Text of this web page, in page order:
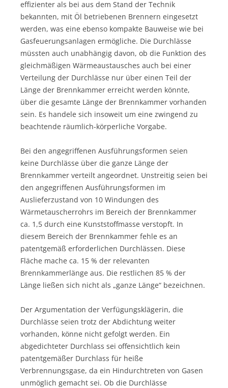
effizienter als bei aus dem Stand der Technik
bekannten, mit Öl betriebenen Brennern eingesetzt
werden, was eine ebenso kompakte Bauweise wie bei
Gasfeuerungsanlagen ermögliche. Die Durchlässe
müssten auch unabhängig davon, ob die Funktion des
gleichmäßigen Wärmeaustausches auch bei einer
Verteilung der Durchlässe nur über einen Teil der
Länge der Brennkammer erreicht werden könnte,
über die gesamte Länge der Brennkammer vorhanden
sein. Es handele sich insoweit um eine zwingend zu
beachtende räumlich-körperliche Vorgabe.
Bei den angegriffenen Ausführungsformen seien
keine Durchlässe über die ganze Länge der
Brennkammer verteilt angeordnet. Unstreitig seien bei
den angegriffenen Ausführungsformen im
Auslieferzustand von 10 Windungen des
Wärmetauscherrohrs im Bereich der Brennkammer
ca. 1,5 durch eine Kunststoffmasse verstopft. In
diesem Bereich der Brennkammer fehle es an
patentgemäß erforderlichen Durchlässen. Diese
Fläche mache ca. 15 % der relevanten
Brennkammerlänge aus. Die restlichen 85 % der
Länge ließen sich nicht als „ganze Länge“ bezeichnen.
Der Argumentation der Verfügungsklägerin, die
Durchlässe seien trotz der Abdichtung weiter
vorhanden, könne nicht gefolgt werden. Ein
abgedichteter Durchlass sei offensichtlich kein
patentgemäßer Durchlass für heiße
Verbrennungsgase, da ein Hindurchtreten von Gasen
unmöglich gemacht sei. Ob die Durchlässe